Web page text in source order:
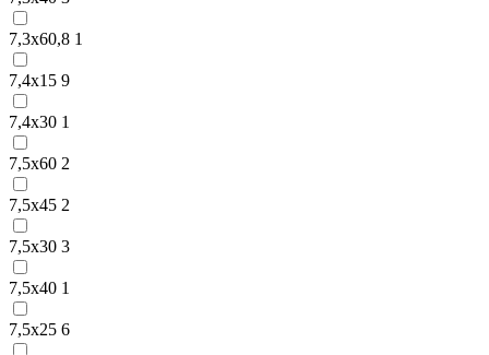
7,3х60,8 1
7,4х15 9
7,4х30 1
7,5х60 2
7,5х45 2
7,5х30 3
7,5х40 1
7,5х25 6